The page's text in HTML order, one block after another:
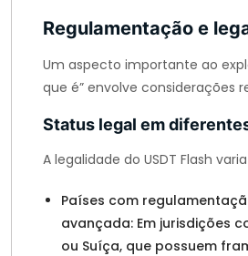
Regulamentação e
Um aspecto importante ao
que é” envolve considerações
Status legal em
A legalidade do USDT Flash
Países com
avançada: Em jurisdições
ou Suíça, que possuem